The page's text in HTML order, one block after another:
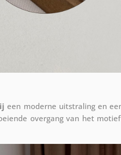
een moderne uitstraling en
overgang van het